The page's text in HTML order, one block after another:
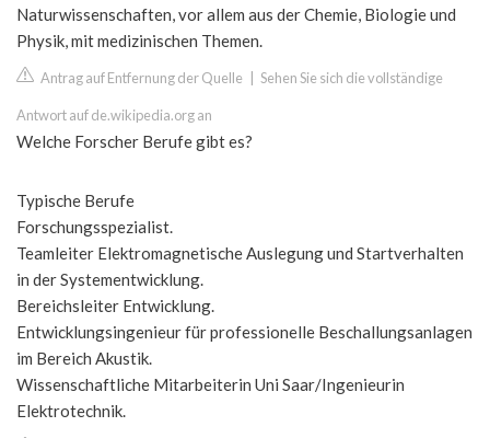
Naturwissenschaften, vor allem aus der Chemie, Biologie und
Physik, mit medizinischen Themen.
Antrag auf Entfernung der Quelle Sehen Sie sich die vollständige
Antwort auf de.wikipedia.org an
Welche Forscher Berufe gibt es?
Typische Berufe
Forschungsspezialist.
Teamleiter Elektromagnetische Auslegung und Startverhalten
in der Systementwicklung.
Bereichsleiter Entwicklung.
Entwicklungsingenieur für professionelle Beschallungsanlagen
im Bereich Akustik.
Wissenschaftliche Mitarbeiterin Uni Saar/Ingenieurin
Elektrotechnik.